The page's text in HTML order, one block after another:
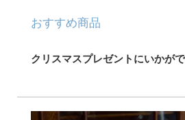
おすすめ商品
クリスマスプレゼントにいかが